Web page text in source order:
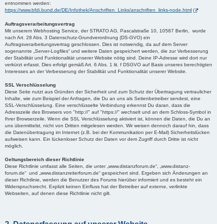
entnommen werden:
https://www.bfdi.bund.de/DE/Infothek/Anschriften_Links/anschriften_links-node.html
Auftragsverarbeitungsvertrag
Mit unserem Webhosting Service, der STRATO AG, Pascalstraße 10, 10587 Berlin, wurde
nach Art. 28 Abs. 3 Datenschutz-Grundverordnung (DS-GVO) ein
Auftragsverarbeitungsvertrag geschlossen. Dies ist notwendig, da auf dem Server
sogenannte „Server-Logfiles“ und weitere Daten gespeichert werden, die zur Verbesserung
der Stabilität und Funktionalität unserer Website nötig sind. Deine IP-Adresse wird dort nur
verkürzt erfasst. Dies erfolgt gemäß Art. 6 Abs. 1 lit. f DSGVO auf Basis unseres berechtigten
Interesses an der Verbesserung der Stabilität und Funktionalität unserer Website.
SSL Verschlüsselung
Diese Seite nutzt aus Gründen der Sicherheit und zum Schutz der Übertragung vertraulicher
Inhalte, wie zum Beispiel der Anfragen, die Du an uns als Seitenbetreiber sendest, eine
SSL-Verschlüsselung. Eine verschlüsselte Verbindung erkennst Du daran, dass die
Adresszeile des Browsers von "http://" auf "https://" wechselt und an dem Schloss-Symbol in
Ihrer Browserzeile. Wenn die SSL Verschlüsselung aktiviert ist, können die Daten, die Du an
uns übermittelst, nicht von Dritten mitgelesen werden. Wir weisen dennoch darauf hin, dass
die Datenübertragung im Internet (z.B. bei der Kommunikation per E-Mail) Sicherheitslücken
aufweisen kann. Ein lückenloser Schutz der Daten vor dem Zugriff durch Dritte ist nicht
möglich.
Geltungsbereich dieser Richtlinie
Diese Richtlinie umfasst alle Seiten, die unter „www.distanzforum.de“, „www.distanz-
forum.de“ und „www.distanzreiterforum.de“ gespeichert sind. Ergeben sich Änderungen an
dieser Richtlinie, werden die Benutzer des Forums hierüber informiert und es besteht ein
Widerspruchsrecht. Explizit keinen Einfluss hat der Betreiber auf externe, verlinkte
Webseiten, auf denen diese Richtlinie nicht gilt.